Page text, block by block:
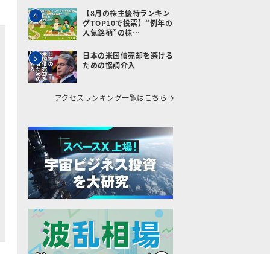
4
【8月の株主優待ランキン
グTOP10で投票】“例年の
人気銘柄”の株…
5
日本の米国債売却を避ける
ための協調介入
アクセスランキング一覧はこちら